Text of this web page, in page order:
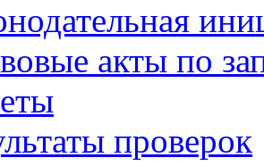
акты по
проверок